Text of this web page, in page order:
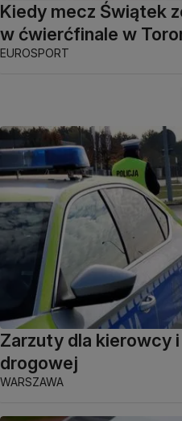
Kiedy mecz Świątek
w ćwierćfinale w
EUROSPORT
Zarzuty dla kierowcy
drogowej
WARSZAWA